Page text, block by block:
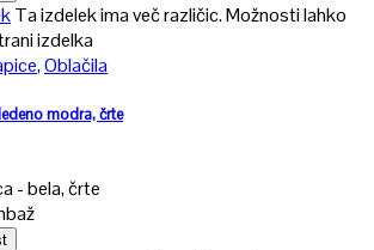
Ta izdelek ima več različic. Možnosti lahko
izdelka
,Oblačila
modra, črte